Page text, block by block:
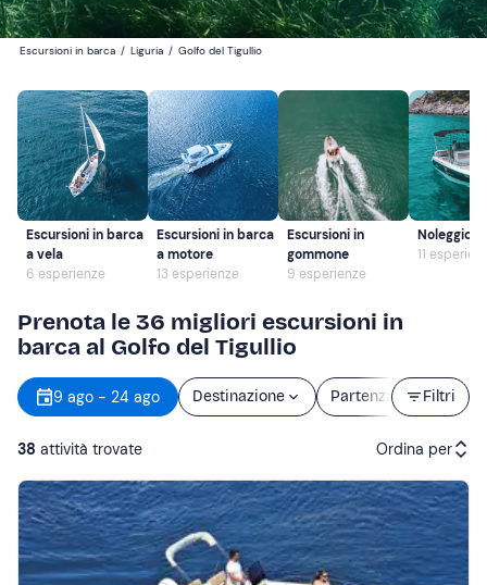
Escursioni in barca / Liguria / Golfo del Tigullio
Escursioni in barca
a vela
6 esperienze
Escursioni in barca
a motore
13 esperienze
Escursioni in
gommone
9 esperienze
Noleggio
11
Prenota le 36 migliori escursioni in
barca al Golfo del Tigullio
Filtri
9 ago - 24 ago Destinazione Partenza
38 attività trovate Ordina per
Attività consigliate
Prezzo (crescente)